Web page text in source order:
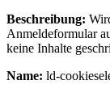
Beschreibung:
Anmeldeformular
keine Inhalte
Name: ld-